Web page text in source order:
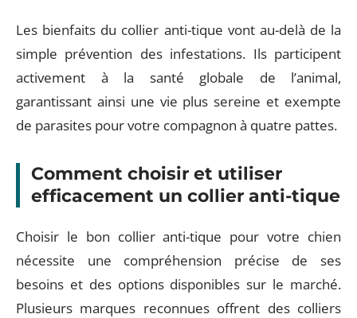
Les bienfaits du collier anti-tique vont au-delà de la
simple prévention des infestations. Ils participent
activement à la santé globale de l’animal,
garantissant ainsi une vie plus sereine et exempte
de parasites pour votre compagnon à quatre pattes.
Comment choisir et utiliser
efficacement un collier anti-tique
Choisir le bon collier anti-tique pour votre chien
nécessite une compréhension précise de ses
besoins et des options disponibles sur le marché.
Plusieurs marques reconnues offrent des colliers